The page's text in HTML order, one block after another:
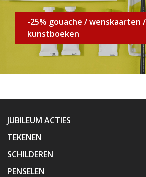
-25% gouache / wenskaarten /
kunstboeken
JUBILEUM ACTIES
TEKENEN
SCHILDEREN
PENSELEN